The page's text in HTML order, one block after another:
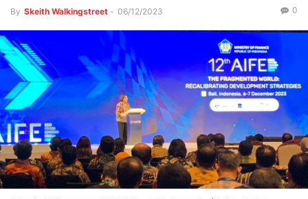
By Skeith Walkingstreet - 06/12/2023 0